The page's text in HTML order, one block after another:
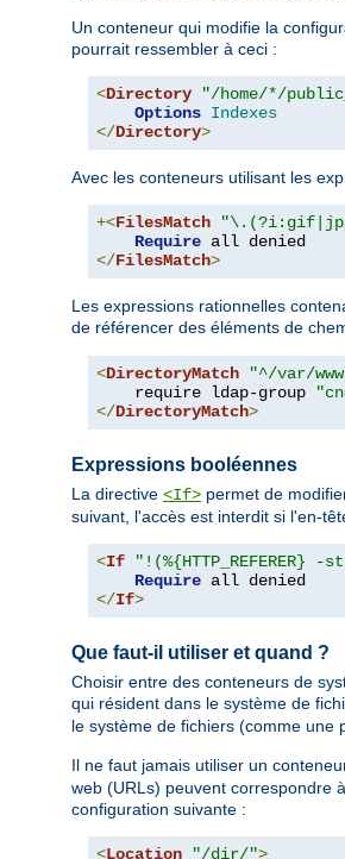
Un conteneur qui modifie la
pourrait ressembler à ceci :
<Directory "/home/*/
Options Indexes
</Directory>
Avec les conteneurs utilisant les
+<FilesMatch
Require
</FilesMatch>
Les expressions rationnelles
de référencer des éléments de
<DirectoryMatch "^/var/
    require ldap-group
</DirectoryMatch>
Expressions booléennes
La directive <If> permet de
suivant, l'accès est interdit si l'en-
<If
Require
</If>
Que faut-il utiliser et quand ?
Choisir entre des conteneurs de
qui résident dans le système de
le système de fichiers (comme une
Il ne faut jamais utiliser un
web (URLs) peuvent correspondre
configuration suivante :
<Location "/dir/">